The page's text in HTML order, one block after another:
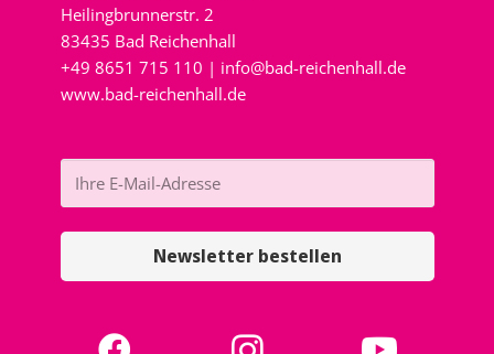
Heilingbrunnerstr. 2
83435 Bad Reichenhall
+49 8651 715 110 | info@bad-reichenhall.de
www.bad-reichenhall.de
Newsletter bestellen